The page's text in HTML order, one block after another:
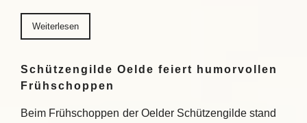
Weiterlesen
Schützengilde Oelde feiert humorvollen
Frühschoppen
Beim Frühschoppen der Oelder Schützengilde stand